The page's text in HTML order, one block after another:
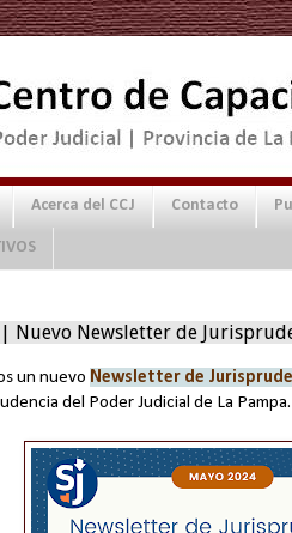
Acerca del CCJ Contacto
| Nuevo Newsletter de
un nuevo Newsletter de
del Poder Judicial de La Pampa.